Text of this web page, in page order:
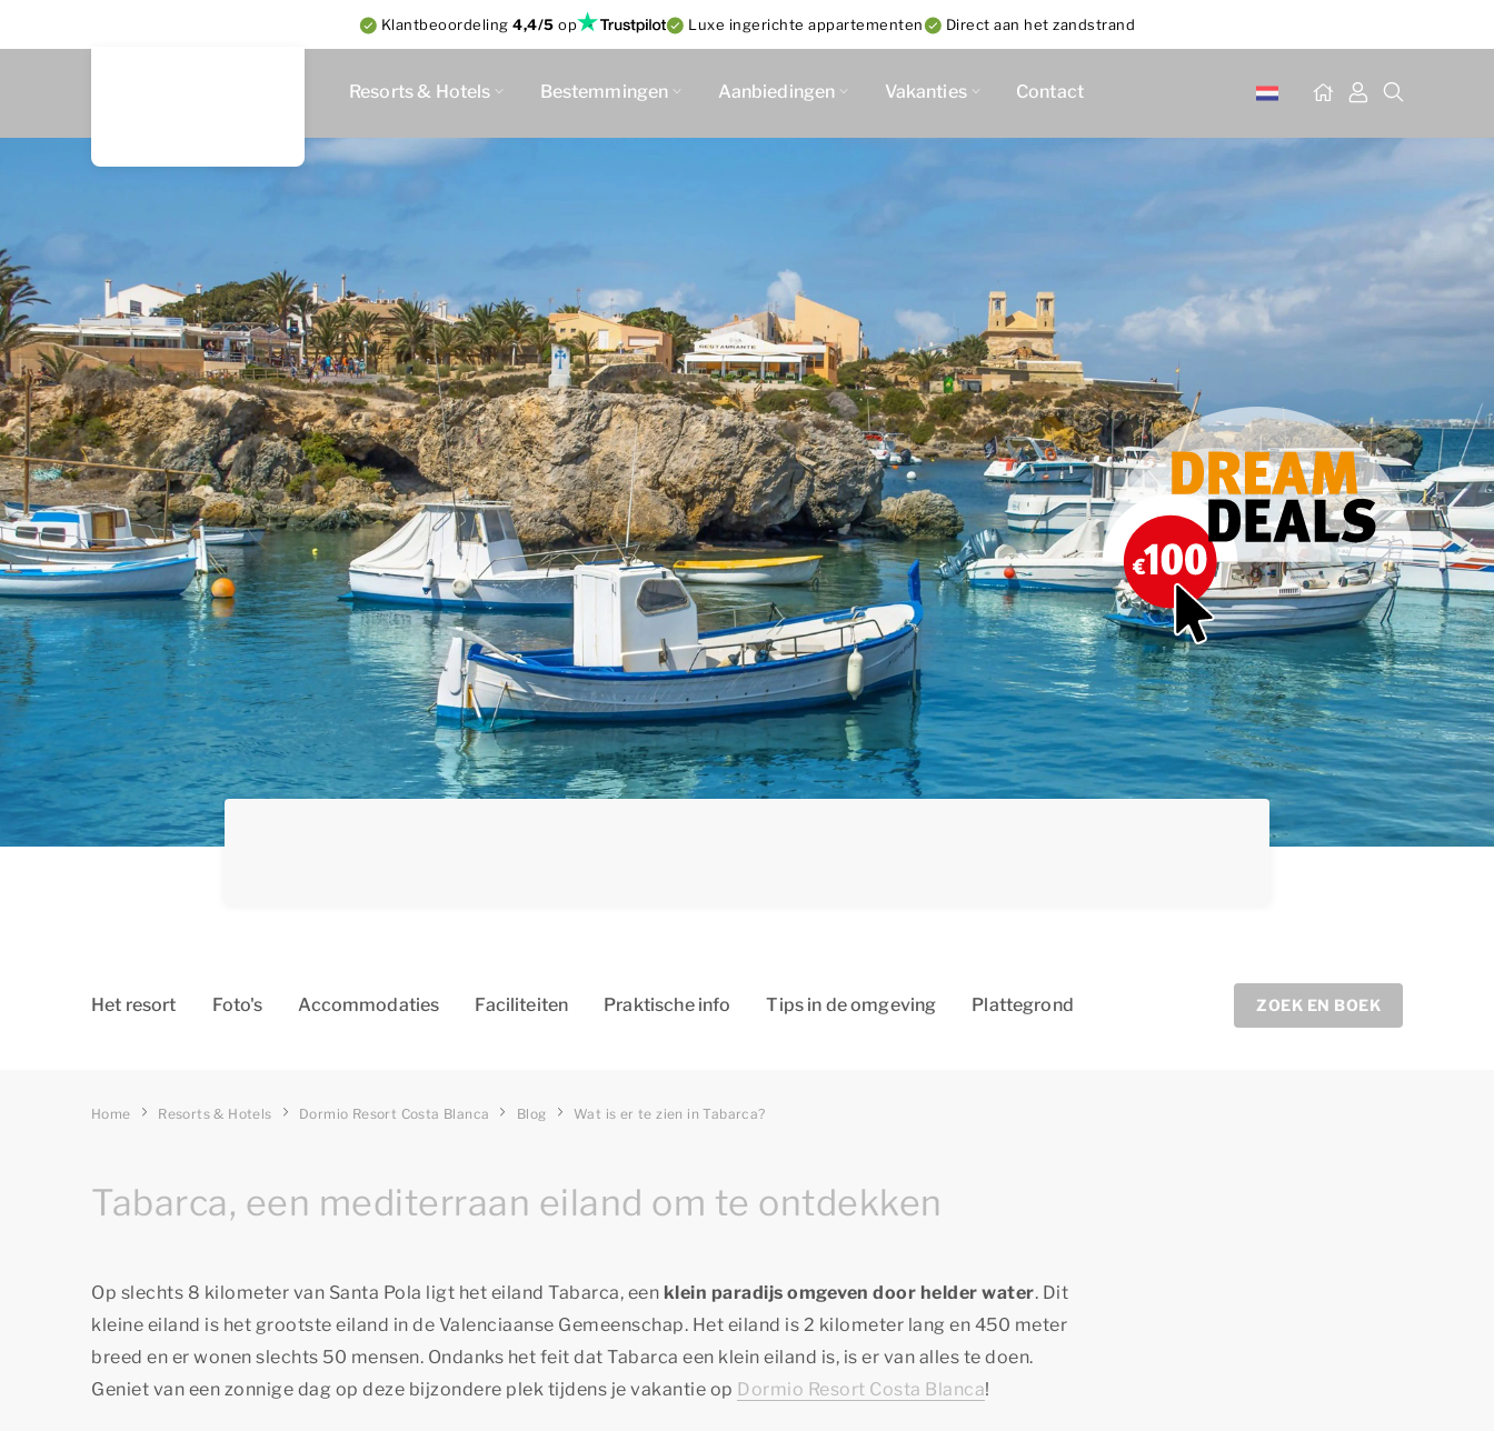
Klantbeoordeling4,4/5 op Luxe ingerichte appartementen Direct aan het zandstrand
Resorts & Hotels Bestemmingen Aanbiedingen Vakanties Contact
Het resort Foto's Accommodaties Faciliteiten Praktische info Tips in de omgeving Plattegrond ZOEK EN BOEK
Home Resorts & Hotels Dormio Resort Costa Blanca Blog Wat is er te zien in Tabarca?
Tabarca, een mediterraan eiland om te ontdekken
Op slechts 8 kilometer van Santa Pola ligt het eiland Tabarca, een klein paradijs omgeven door helder water. Dit
kleine eiland is het grootste eiland in de Valenciaanse Gemeenschap. Het eiland is 2 kilometer lang en 450 meter
breed en er wonen slechts 50 mensen. Ondanks het feit dat Tabarca een klein eiland is, is er van alles te doen.
Geniet van een zonnige dag op deze bijzondere plek tijdens je vakantie op Dormio Resort Costa Blanca!